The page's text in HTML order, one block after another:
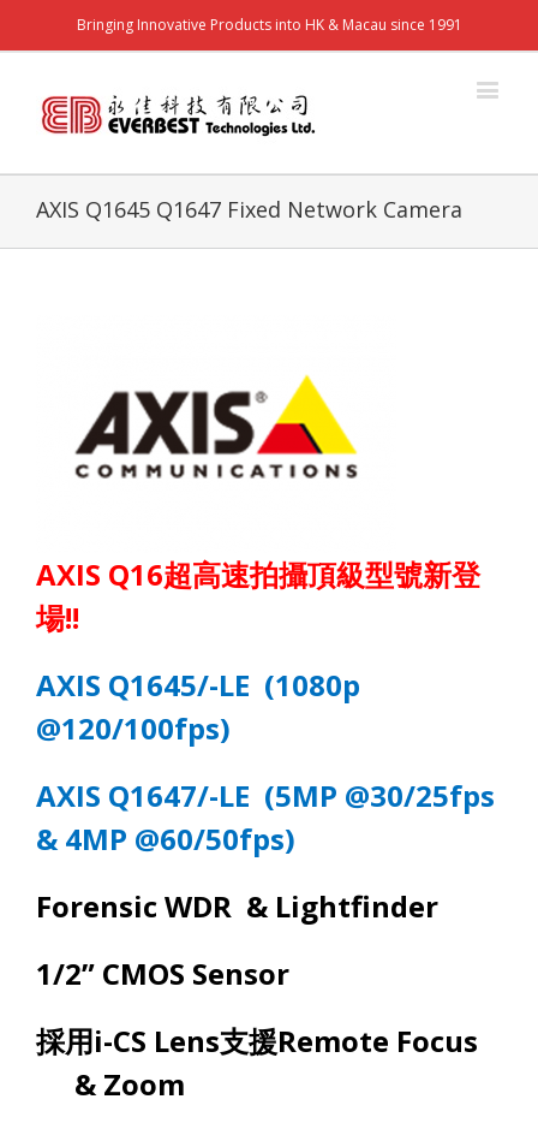
Bringing Innovative Products into HK & Macau since 1991
AXIS Q1645 Q1647 Fixed Network Camera
AXIS Q16超高速拍攝頂級型號新登
場!!
AXIS Q1645/-LE (1080p
@120/100fps)
AXIS Q1647/-LE (5MP @30/25fps
& 4MP @60/50fps)
Forensic WDR & Lightfinder
1/2” CMOS Sensor
採用i-CS Lens支援Remote Focus
& Zoom